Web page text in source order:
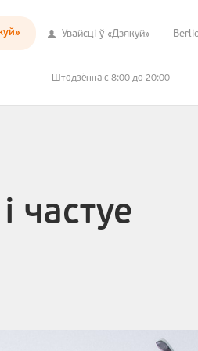
Увайсцi ў «Дзякуй»
Штодзённа с 8:00 до 20:00
частуе